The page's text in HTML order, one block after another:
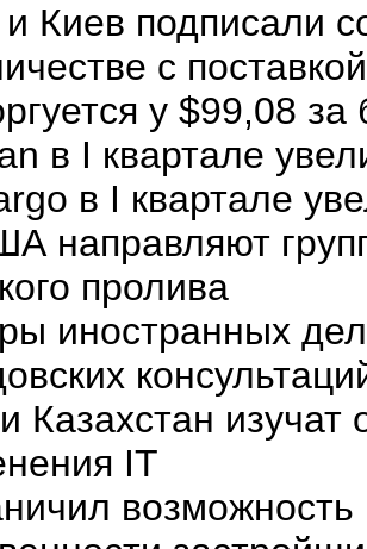
Киев подписали
с
у $99,08 за
в I квартале
в I квартале
направляют
пролива
иностранных
Казахстан
IT
возможность